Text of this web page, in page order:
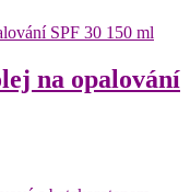
na opalování